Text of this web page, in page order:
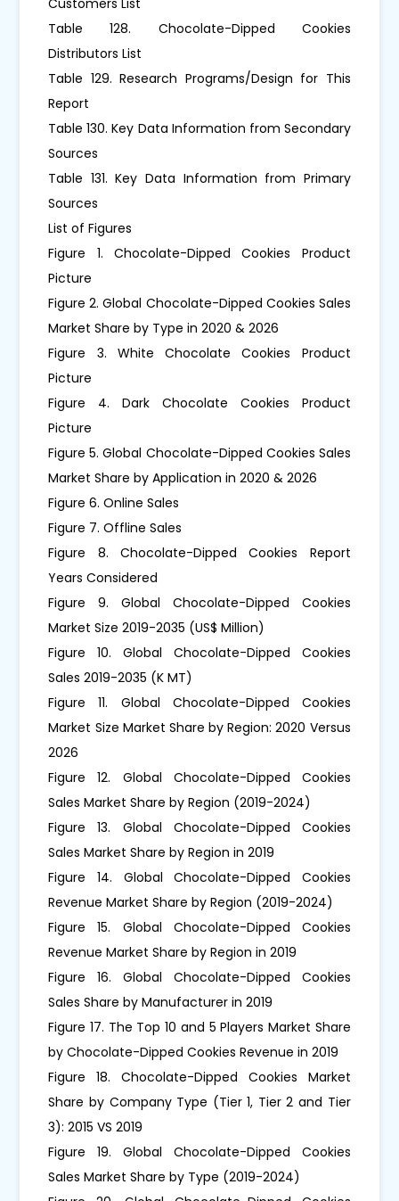
Table 128. Chocolate-Dipped Cookies
Distributors List
Table 129. Research Programs/Design for This
Report
Table 130. Key Data Information from Secondary
Sources
Table 131. Key Data Information from Primary
Sources
List of Figures
Figure 1. Chocolate-Dipped Cookies Product
Picture
Figure 2. Global Chocolate-Dipped Cookies Sales
Market Share by Type in 2020 & 2026
Figure 3. White Chocolate Cookies Product
Picture
Figure 4. Dark Chocolate Cookies Product
Picture
Figure 5. Global Chocolate-Dipped Cookies Sales
Market Share by Application in 2020 & 2026
Figure 6. Online Sales
Figure 7. Offline Sales
Figure 8. Chocolate-Dipped Cookies Report
Years Considered
Figure 9. Global Chocolate-Dipped Cookies
Market Size 2019-2035 (US$ Million)
Figure 10. Global Chocolate-Dipped Cookies
Sales 2019-2035 (K MT)
Figure 11. Global Chocolate-Dipped Cookies
Market Size Market Share by Region: 2020 Versus
2026
Figure 12. Global Chocolate-Dipped Cookies
Sales Market Share by Region (2019-2024)
Figure 13. Global Chocolate-Dipped Cookies
Sales Market Share by Region in 2019
Figure 14. Global Chocolate-Dipped Cookies
Revenue Market Share by Region (2019-2024)
Figure 15. Global Chocolate-Dipped Cookies
Revenue Market Share by Region in 2019
Figure 16. Global Chocolate-Dipped Cookies
Sales Share by Manufacturer in 2019
Figure 17. The Top 10 and 5 Players Market Share
by Chocolate-Dipped Cookies Revenue in 2019
Figure 18. Chocolate-Dipped Cookies Market
Share by Company Type (Tier 1, Tier 2 and Tier
3): 2015 VS 2019
Figure 19. Global Chocolate-Dipped Cookies
Sales Market Share by Type (2019-2024)